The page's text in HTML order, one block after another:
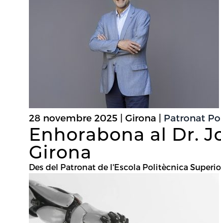
28 novembre 2025 | Girona | Patronat
Enhorabona al Dr.
Girona
Des del Patronat de l'Escola Politècnica